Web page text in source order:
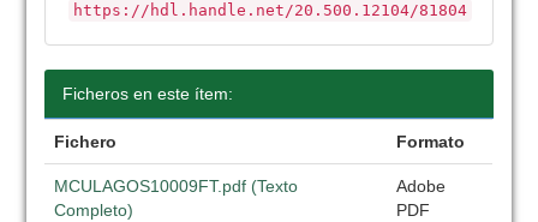
https://hdl.handle.net/20.500.12104/81804
Ficheros en este ítem:
Fichero Formato
MCULAGOS10009FT.pdf (Texto
Completo)
Adobe
PDF